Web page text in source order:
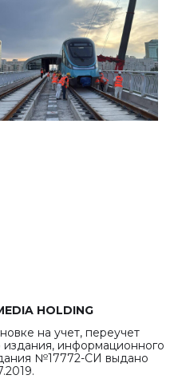
HOLDING
на учет, переучет
издания, информационного
№17772-СИ выдано